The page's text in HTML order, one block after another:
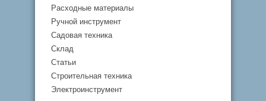
Расходные материалы
Ручной инструмент
Садовая техника
Склад
Статьи
Строительная техника
Электроинструмент